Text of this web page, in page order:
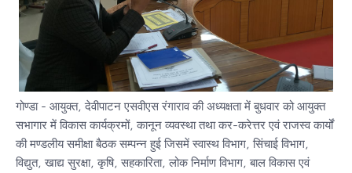
गोण्डा - आयुक्त, देवीपाटन एसवीएस रंगाराव की अध्यक्षता में बुधवार को आयुक्त
सभागार में विकास कार्यक्रमों, कानून व्यवस्था तथा कर-करेत्तर एवं राजस्व कार्यों
की मण्डलीय समीक्षा बैठक सम्पन्न हुई जिसमें स्वास्थ विभाग, सिंचाई विभाग,
विद्युत, खाद्य सुरक्षा, कृषि, सहकारिता, लोक निर्माण विभाग, बाल विकास एवं